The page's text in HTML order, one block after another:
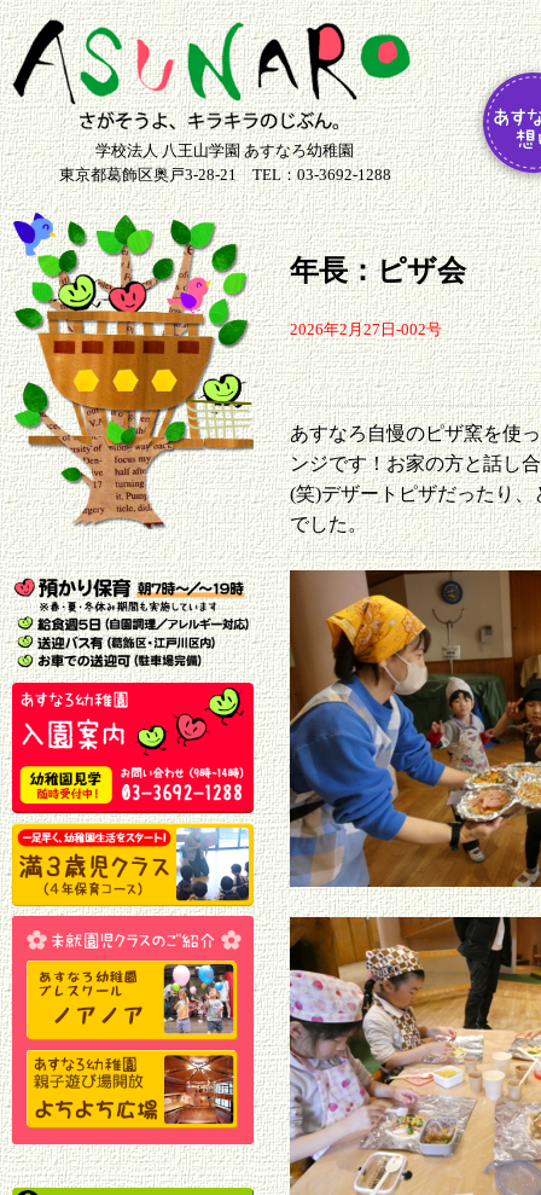
学校法人 八王山学園 あすなろ幼稚園
東京都葛飾区奥戸3-28-21 TEL：03-3692-1288
年長：ピザ会
2026年2月27日-002号
あすなろ自慢のピザ窯を使
ンジです！お家の方と話し
(笑)デザートピザだったり
でした。